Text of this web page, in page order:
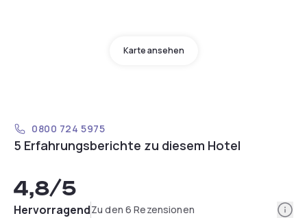
Karte ansehen
0800 724 5975
5 Erfahrungsberichte zu diesem Hotel
4,8/5
HervorragendZu den 6 Rezensionen